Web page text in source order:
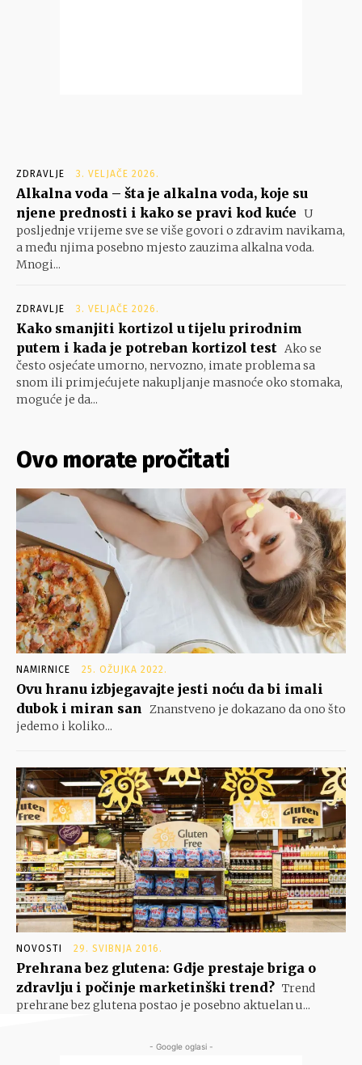
ZDRAVLJE 3. VELJAČE 2026.
Alkalna voda – šta je alkalna voda, koje su
njene prednosti i kako se pravi kod kuće U
posljednje vrijeme sve se više govori o zdravim navikama,
a među njima posebno mjesto zauzima alkalna voda.
Mnogi...
ZDRAVLJE 3. VELJAČE 2026.
Kako smanjiti kortizol u tijelu prirodnim
putem i kada je potreban kortizol test Ako se
često osjećate umorno, nervozno, imate problema sa
snom ili primjećujete nakupljanje masnoće oko stomaka,
moguće je da...
Ovo morate pročitati
NAMIRNICE 25. OŽUJKA 2022.
Ovu hranu izbjegavajte jesti noću da bi imali
dubok i miran san Znanstveno je dokazano da ono što
jedemo i koliko...
NOVOSTI 29. SVIBNJA 2016.
Prehrana bez glutena: Gdje prestaje briga o
zdravlju i počinje marketinški trend? Trend
prehrane bez glutena postao je posebno aktuelan u...
- Google oglasi -